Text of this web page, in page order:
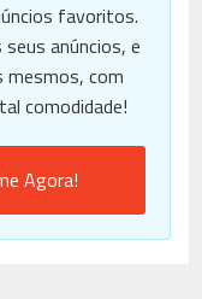
favoritos.
anúncios, e
mesmos, com
comodidade!
Agora!